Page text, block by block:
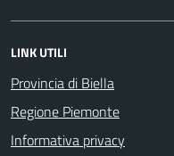
LINK UTILI
Provincia di Biella
Regione Piemonte
Informativa privacy